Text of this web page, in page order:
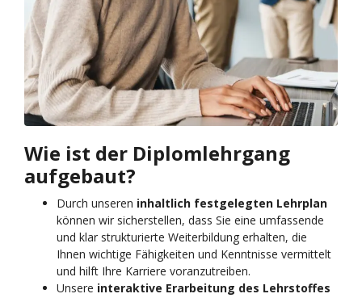
Wie ist der Diplomlehrgang
aufgebaut?
Durch unseren inhaltlich festgelegten Lehrplan
können wir sicherstellen, dass Sie eine umfassende
und klar strukturierte Weiterbildung erhalten, die
Ihnen wichtige Fähigkeiten und Kenntnisse vermittelt
und hilft Ihre Karriere voranzutreiben.
Unsere interaktive Erarbeitung des Lehrstoffes